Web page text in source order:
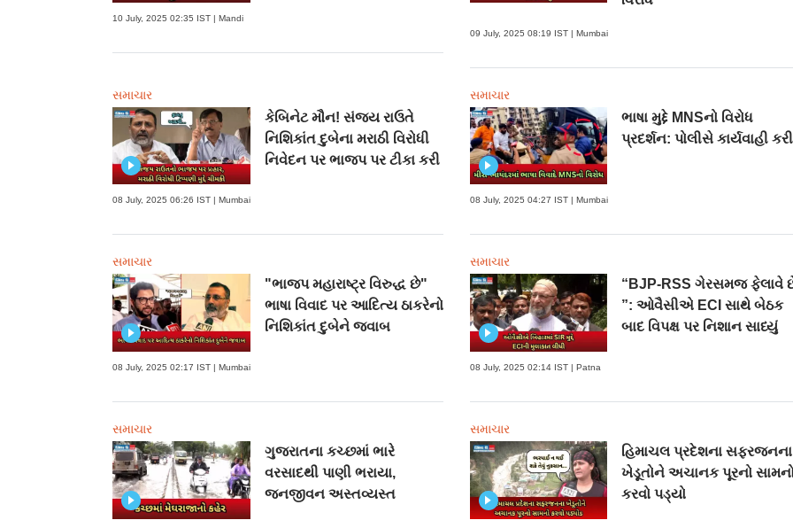
10 July, 2025 02:35 IST | Mandi
09 July, 2025 08:19 IST | Mumbai
સમાચાર
કેબિનેટ મૌન! સંજય રાઉતે
નિશિકાંત દુબેના મરાઠી વિરોધી
નિવેદન પર ભાજપ પર ટીકા કરી
08 July, 2025 06:26 IST | Mumbai
સમાચાર
ભાષા મુદ્દે MNSનો વિરોધ
પ્રદર્શન: પોલીસે કાર્યવાહી કરી
08 July, 2025 04:27 IST | Mumbai
સમાચાર
"ભાજપ મહારાષ્ટ્ર વિરુદ્ધ છે"
ભાષા વિવાદ પર આદિત્ય ઠાકરેનો
નિશિકાંત દુબેને જવાબ
08 July, 2025 02:17 IST | Mumbai
સમાચાર
“BJP-RSS ગેરસમજ ફેલાવે
”: ઓવૈસીએ ECI સાથે બેઠક
બાદ વિપક્ષ પર નિશાન સાધ્યું
08 July, 2025 02:14 IST | Patna
સમાચાર
ગુજરાતના કચ્છમાં ભારે
વરસાદથી પાણી ભરાયા,
જનજીવન અસ્તવ્યસ્ત
સમાચાર
હિમાચલ પ્રદેશના સફરજનના
ખેડૂતોને અચાનક પૂરનો
કરવો પડ્યો